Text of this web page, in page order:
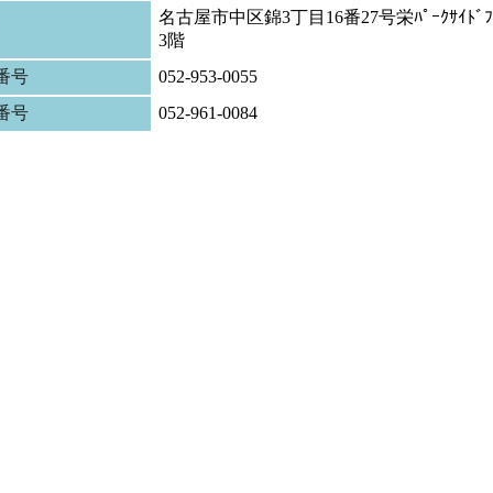
名古屋市中区錦3丁目16番27号栄ﾊﾟｰｸｻｲﾄﾞ
3階
号
052-953-0055
号
052-961-0084